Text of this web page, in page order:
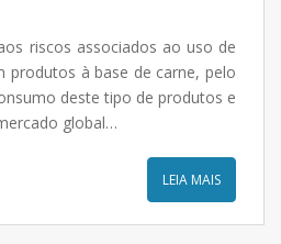
riscos associados ao uso de
produtos à base de carne, pelo
deste tipo de produtos e
global…
LEIA MAIS